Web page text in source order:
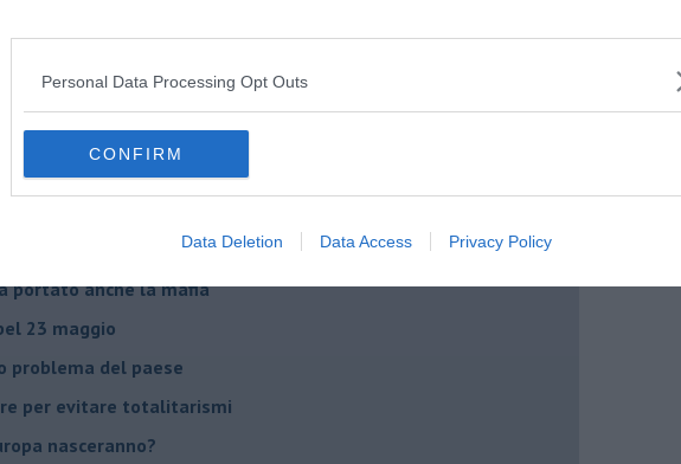
Personal Data Processing Opt Outs
CONFIRM
Data Deletion Data Access Privacy Policy
da demonizzare
mafia è l'ora più buia
se parla troppo poco
per gli Stati Uniti d'Europa
le balle
portato anche la mafia
23 maggio
problema del paese
per evitare totalitarismi
nasceranno?